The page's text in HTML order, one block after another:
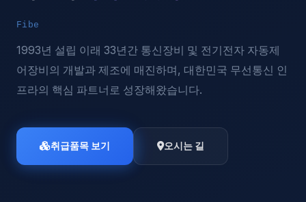
Fiber Optic Technology
1993년 설립 이래 33년간 통신장비 및 전기전자 자동제
어장비의 개발과 제조에 매진하며, 대한민국 무선통신 인
프라의 핵심 파트너로 성장해왔습니다.
취급품목 보기 오시는 길